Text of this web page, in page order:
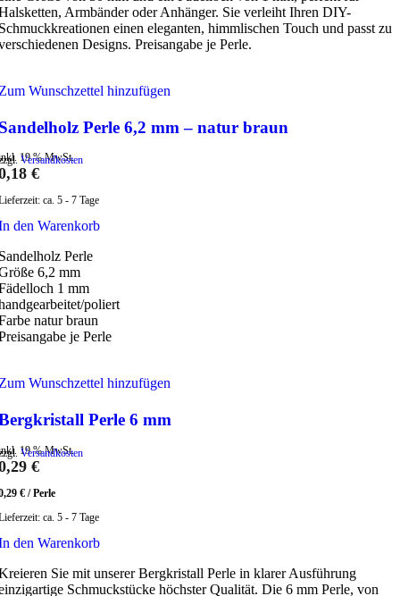
Armbänder oder Anhänger. Sie verleiht Ihren DIY-
einen eleganten, himmlischen Touch und passt zu
Designs. Preisangabe je Perle.
Wunschzettel hinzufügen
Perle 6,2 mm – natur braun
19 % MwSt.
Versandkosten
€
ca. 5 - 7 Tage
den Warenkorb
Perle
6,2 mm
1 mm
poliert
natur braun
je Perle
Wunschzettel hinzufügen
Perle 6 mm
19 % MwSt.
Versandkosten
€
€ /Perle
ca. 5 - 7 Tage
den Warenkorb
Sie mit unserer Bergkristall Perle in klarer Ausführung
Schmuckstücke höchster Qualität. Die 6 mm Perle, von